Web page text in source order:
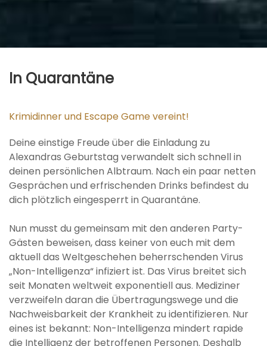
In Quarantäne
Krimidinner und Escape Game vereint!
Deine einstige Freude über die Einladung zu
Alexandras Geburtstag verwandelt sich schnell in
deinen persönlichen Albtraum. Nach ein paar netten
Gesprächen und erfrischenden Drinks befindest du
dich plötzlich eingesperrt in Quarantäne.
Nun musst du gemeinsam mit den anderen Party-
Gästen beweisen, dass keiner von euch mit dem
aktuell das Weltgeschehen beherrschenden Virus
„Non-Intelligenza“ infiziert ist. Das Virus breitet sich
seit Monaten weltweit exponentiell aus. Mediziner
verzweifeln daran die Übertragungswege und die
Nachweisbarkeit der Krankheit zu identifizieren. Nur
eines ist bekannt: Non-Intelligenza mindert rapide
die Intelligenz der betroffenen Personen. Deshalb